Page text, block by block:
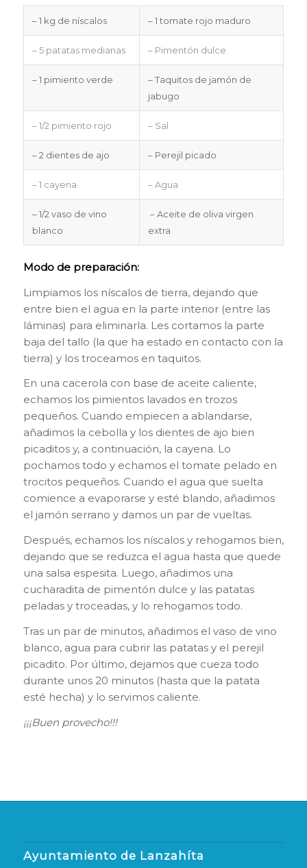
– 1 kg de níscalos – 1 tomate rojo maduro
– 5 patatas medianas – Pimentón dulce
– 1 pimiento verde
– Taquitos de jamón de
jabugo
– 1/2 pimiento rojo – Sal
– 2 dientes de ajo – Perejil picado
– 1 cayena – Agua
– 1/2 vaso de vino
blanco
– Aceite de oliva virgen
extra
Modo de preparación:
Limpiamos los níscalos de tierra, dejando que
entre bien el agua en la parte interior (entre las
láminas) para eliminarla. Les cortamos la parte
baja del tallo (la que ha estado en contacto con la
tierra) y los troceamos en taquitos.
En una cacerola con base de aceite caliente,
echamos los pimientos lavados en trozos
pequeños. Cuando empiecen a ablandarse,
añadimos la cebolla y los dientes de ajo bien
picaditos y, a continuación, la cayena. Lo
pochamos todo y echamos el tomate pelado en
trocitos pequeños. Cuando el agua que suelta
comience a evaporarse y esté blando, añadimos
el jamón serrano y damos un par de vueltas.
Después, echamos los níscalos y rehogamos bien,
dejando que se reduzca el agua hasta que quede
una salsa espesita. Luego, añadimos una
cucharadita de pimentón dulce y las patatas
peladas y troceadas, y lo rehogamos todo.
Tras un par de minutos, añadimos el vaso de vino
blanco, agua para cubrir las patatas y el perejil
picadito. Por último, dejamos que cueza todo
durante unos 20 minutos (hasta que la patata
esté hecha) y lo servimos caliente.
¡¡¡Buen provecho!!!
Ayuntamiento de Lanzahíta